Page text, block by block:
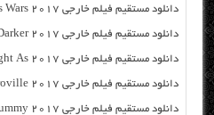
دانلود مستقیم فیلم خارجی Cross Wars 2017 از سرور سایت
دانلود مستقیم فیلم خارجی Fifty Shades Darker 2017 از سرور سایت
دانلود مستقیم فیلم خارجی From Straight As 2017 از سرور سایت
دانلود مستقیم فیلم خارجی Zeroville 2017 از سرور سایت
دانلود مستقیم فیلم خارجی The Mummy 2017 از سرور سایت